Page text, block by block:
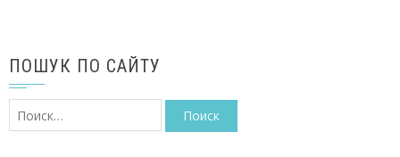
ПОШУК ПО САЙТУ
Найти: